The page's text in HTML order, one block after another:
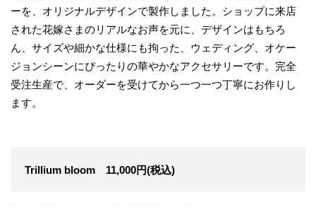
ーを、オリジナルデザインで製作しました。ショップに来店
された花嫁さまのリアルなお声を元に、デザインはもちろ
ん、サイズや細かな仕様にも拘った、ウェディング、オケー
ジョンシーンにぴったりの華やかなアクセサリーです。完全
受注生産で、オーダーを受けてから一つ一つ丁寧にお作りし
ます。
Trillium bloom 11,000円(税込)